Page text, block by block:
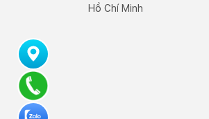
Hồ Chí Minh